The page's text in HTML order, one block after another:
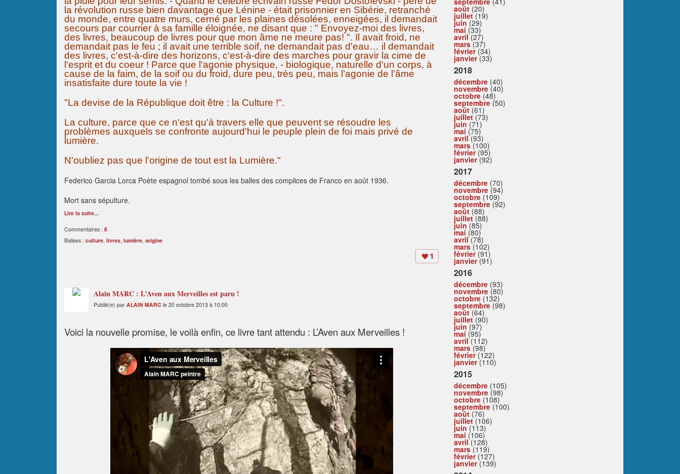
la révolution russe bien davantage que Lénine - était prisonnier en Sibérie, retranché
du monde, entre quatre murs, cerné par les plaines désolées, enneigées, il demandait
secours par courrier à sa famille éloignée, ne disant que : " Envoyez-moi des livres,
des livres, beaucoup de livres pour que mon âme ne meure pas! ". Il avait froid, ne
demandait pas le feu ; il avait une terrible soif, ne demandait pas d'eau… il demandait
des livres, c'est-à-dire des horizons, c'est-à-dire des marches pour gravir la cime de
l'esprit et du coeur ! Parce que l'agonie physique, - biologique, naturelle d'un corps, à
cause de la faim, de la soif ou du froid, dure peu, très peu, mais l’agonie de l’âme
insatisfaite dure toute la vie !
"La devise de la République doit être : la Culture !".
La culture, parce que ce n'est qu'à travers elle que peuvent se résoudre les
problèmes auxquels se confronte aujourd'hui le peuple plein de foi mais privé de
lumière.
N'oubliez pas que l'origine de tout est la Lumière."
Federico Garcia Lorca Poète espagnol tombé sous les balles des complices de Franco en août 1936.
Mort sans sépulture.
Lire la suite...
Commentaires : 8
Balises : culture, livres, lumière, origine
1
Alain MARC : L’Aven aux Merveilles est paru !
Publié(e) par ALAIN MARC le 20 octobre 2013 à 10:00
Voici la nouvelle promise, le voilà enfin, ce livre tant attendu : L’Aven aux Merveilles !
août (20)
juillet(19)
juin (29)
mai (33)
avril(27)
mars(37)
février(34)
janvier(33)
2018
décembre (40)
novembre (40)
octobre (48)
septembre (50)
août (61)
juillet(73)
juin (71)
mai (75)
avril(93)
mars(100)
février(95)
janvier(92)
2017
décembre (70)
novembre (94)
octobre (109)
septembre (92)
août (88)
juillet(88)
juin (85)
mai (80)
avril(78)
mars(102)
février(91)
janvier(91)
2016
décembre (93)
novembre (80)
octobre (132)
septembre (98)
août (64)
juillet(90)
juin (97)
mai (95)
avril(112)
mars(98)
février(122)
janvier(110)
2015
décembre (105)
novembre (98)
octobre (108)
septembre (100)
août (76)
juillet(106)
juin (113)
mai (106)
avril(128)
mars(119)
février(127)
janvier(139)